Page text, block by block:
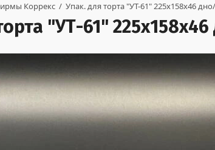
Коррекс
  /
Упак. для торта "УТ-61" 225х158х46
"УТ-61"